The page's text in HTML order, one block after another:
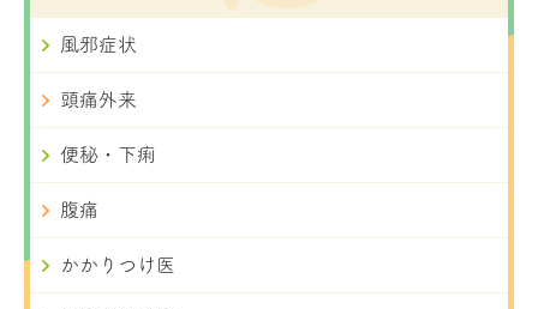
風邪症状
頭痛外来
便秘・下痢
腹痛
かかりつけ医